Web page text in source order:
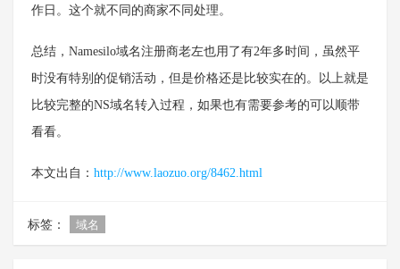
作日。这个就不同的商家不同处理。
总结，Namesilo域名注册商老左也用了有2年多时间，虽然平
时没有特别的促销活动，但是价格还是比较实在的。以上就是
比较完整的NS域名转入过程，如果也有需要参考的可以顺带
看看。
本文出自： http://www.laozuo.org/8462.html
标签： 域名